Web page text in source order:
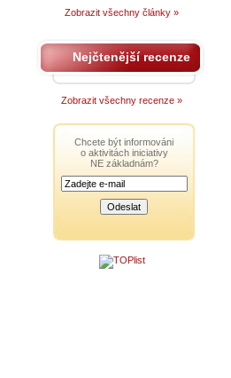
Zobrazit všechny články »
Nejčtenější recenze
Zobrazit všechny recenze »
Chcete být informováni
o aktivitách iniciativy
NE základnám?